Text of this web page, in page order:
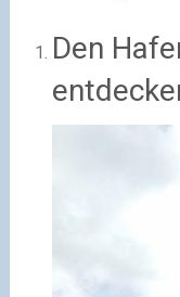
Den